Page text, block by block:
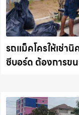
รถแม็คโครให้เช่า
ซีบอร์ด ต้องการข